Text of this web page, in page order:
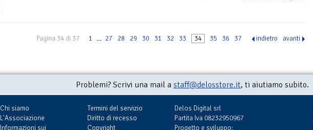
Pagina 34 di 37 1 ... 27 28 29 30 31 32 33 34 35 36 37 indietro avanti
Problemi? Scrivi una mail a staff@delosstore.it, ti aiutiamo subito.
Chi siamo
L'Associazione
Informazioni sui
Termini del servizio
Diritto di recesso
Copyright
Delos Digital srl
Partita Iva 08232950967
Progetto e sviluppo: